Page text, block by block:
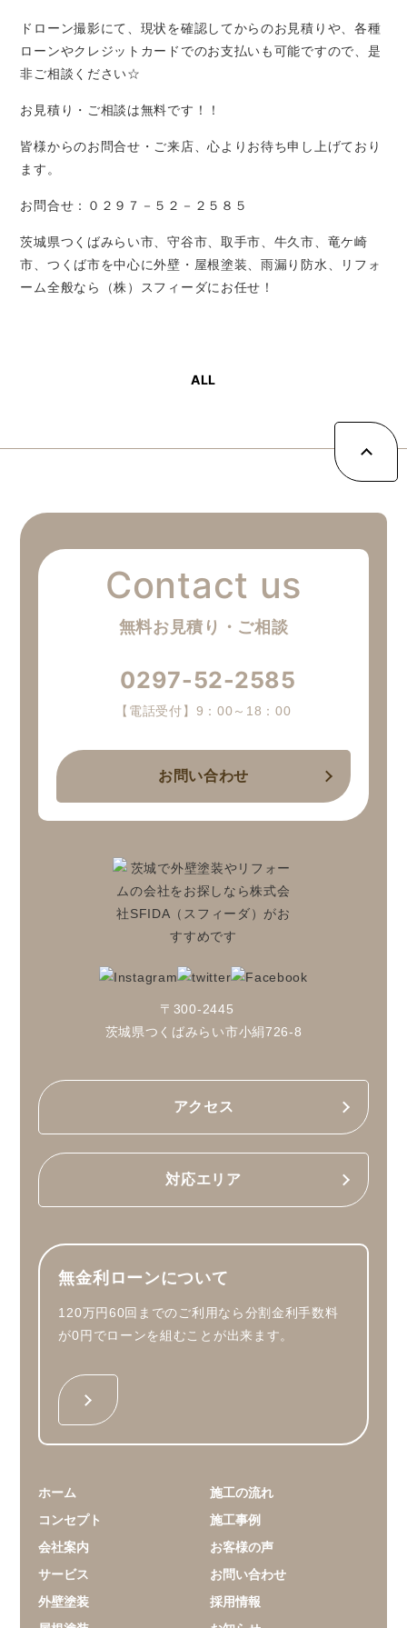
ドローン撮影にて、現状を確認してからのお見積りや、各種
ローンやクレジットカードでのお支払いも可能ですので、是
非ご相談ください☆
お見積り・ご相談は無料です！！
皆様からのお問合せ・ご来店、心よりお待ち申し上げており
ます。
お問合せ：０２９７－５２－２５８５
茨城県つくばみらい市、守谷市、取手市、牛久市、竜ケ崎
市、つくば市を中心に外壁・屋根塗装、雨漏り防水、リフォ
ーム全般なら（株）スフィーダにお任せ！
ALL
無料お見積り・ご相談
0297-52-2585
【電話受付】9：00～18：00
お問い合わせ
〒300-2445
茨城県つくばみらい市小絹726-8
アクセス
対応エリア
無金利ローンについて
120万円60回までのご利用なら分割金利手数料
が0円でローンを組むことが出来ます。
ホーム
コンセプト
会社案内
サービス
外壁塗装
施工の流れ
施工事例
お客様の声
お問い合わせ
採用情報